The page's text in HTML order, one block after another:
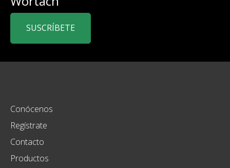
SUSCRÍBETE
Conócenos
Regístrate
Contacto
Productos